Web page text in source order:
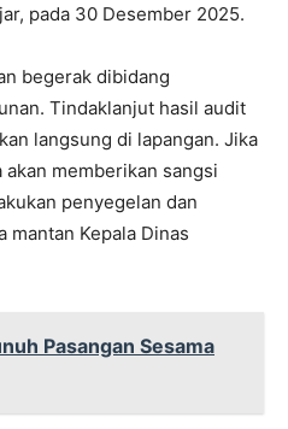
pada 30 Desember 2025.
begerak dibidang
Tindaklanjut hasil audit
langsung di lapangan. Jika
memberikan sangsi
penyegelan dan
mantan Kepala Dinas
Pasangan Sesama